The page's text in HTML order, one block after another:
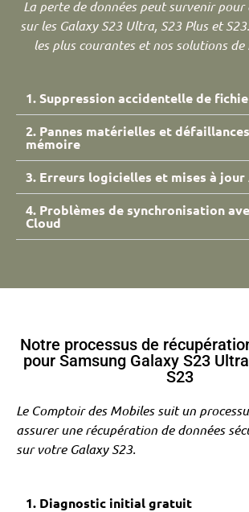
La perte de données peut survenir pour
sur les Galaxy S23 Ultra, S23 Plus et
les plus courantes et nos solutions
1. Suppression accidentelle de
2. Pannes matérielles et
mémoire
3. Erreurs logicielles et mises à
4. Problèmes de synchronisation
Cloud
Notre processus de
pour Samsung Galaxy S23
S23
Le Comptoir des Mobiles suit un
assurer une récupération de données
sur votre Galaxy S23.
1. Diagnostic initial gratuit